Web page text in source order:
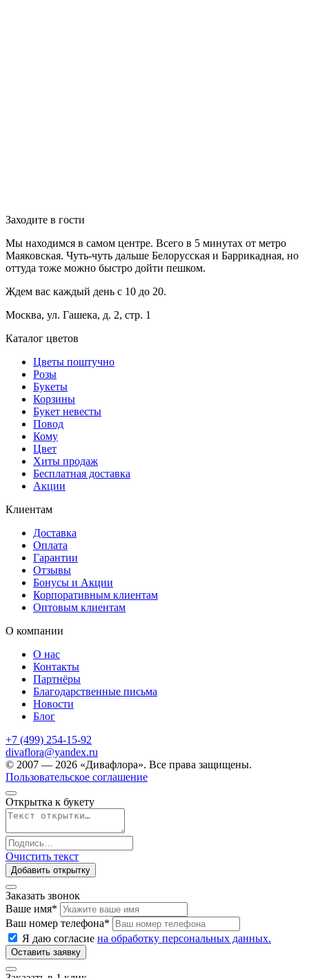
Заходите в гости
Мы находимся в самом центре. Всего в 5 минутах от метро
Маяковская. Чуть-чуть дальше Белорусская и Баррикадная, но
оттуда тоже можно быстро дойти пешком.
Ждем вас каждый день с 10 до 20.
Москва, ул. Гашека, д. 2, стр. 1
Каталог цветов
Цветы поштучно
Розы
Букеты
Корзины
Букет невесты
Повод
Кому
Цвет
Хиты продаж
Бесплатная доставка
Акции
Клиентам
Доставка
Оплата
Гарантии
Отзывы
Бонусы и Акции
Корпоративным клиентам
Оптовым клиентам
О компании
О нас
Контакты
Партнёры
Благодарственные письма
Новости
Блог
+7 (499) 254-15-92
divaflora@yandex.ru
© 2007 — 2026 «Дивафлора». Все права защищены.
Пользовательское соглашение
Открытка к букету
Очистить текст
Добавить открытку
Заказать звонок
Ваше имя*
Ваш номер телефона*
Я даю согласие на обработку персональных данных.